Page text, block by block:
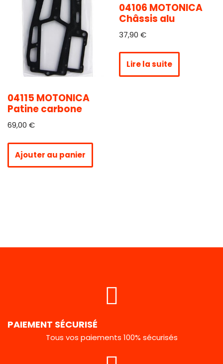
04115 MOTONICA
Patine carbone
69,00 €
Ajouter au panier
04106 MOTONICA
Châssis alu
37,90 €
Lire la suite
PAIEMENT SÉCURISÉ
Tous vos paiements 100% sécurisés